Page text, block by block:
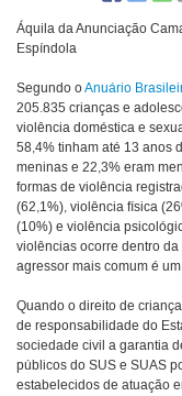
Áquila da Anunciação
Espíndola
Segundo oAnuário
205.835 crianças e
violência doméstica e
58,4% tinham até 13 anos
meninas e 22,3% eram
formas de violência
(62,1%), violência física
(10%) e violência
violências ocorre dentro
agressor mais comum é
Quando o direito de
de responsabilidade do
sociedade civil a garantia
públicos do SUS e SUAS
estabelecidos de atuação